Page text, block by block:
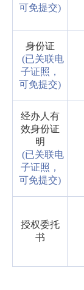
可免提交)
身份证
(已关联电
子证照，
可免提交)
经办人有
效身份证
明
(已关联电
子证照，
可免提交)
授权委托
书